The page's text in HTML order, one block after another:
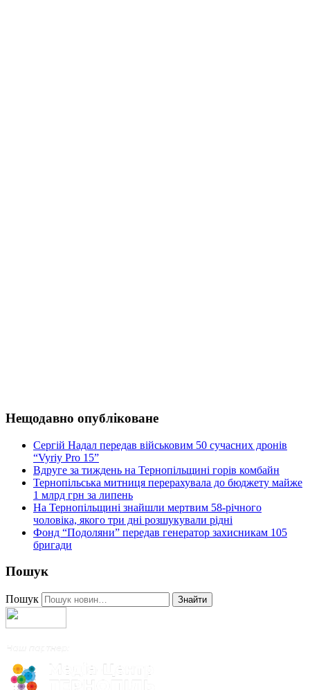
Нещодавно опубліковане
Сергій Надал передав військовим 50 сучасних дронів
“Vyriy Pro 15”
Вдруге за тиждень на Тернопільщині горів комбайн
Тернопільська митниця перерахувала до бюджету майже
1 млрд грн за липень
На Тернопільщині знайшли мертвим 58-річного
чоловіка, якого три дні розшукували рідні
Фонд “Подоляни” передав генератор захисникам 105
бригади
Пошук
Пошук Знайти